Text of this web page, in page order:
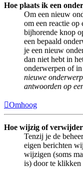
Hoe plaats ik een
Om een nieuw
om een reactie
bijhorende knop
een bepaald
je een nieuw
dan niet hebt in
onderwerpen of
nieuwe
antwoorden op
Omhoog
Hoe wijzig of
Tenzij je de
eigen berichten
wijzigen (soms
is) door te klikken